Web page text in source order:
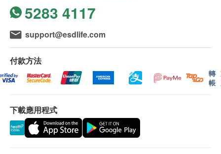
嗜酸性白血球
淋巴性白血球
單核白血球
紅血球壓積量
血小板數目
紅血球計數
中性白血球
紅血球平均體積
血紅蛋白
平均紅細胞血紅蛋白量
二、體檢報告領取和講解
體檢報告為簡體中文。
體檢報告報告將於 7 個工作日內發送至您的私人微
信或電郵
如需報告講解，可另行預約醫生線下到診，或安排
如有爭議，健康網購health.ESDlife 及諾亞新舟保留
最後決定權。
所有健康檢查/服務並非作為醫務診斷或治療用
5283 4117
support@esdlife.com
付款方法
轉
帳
下載應用程式